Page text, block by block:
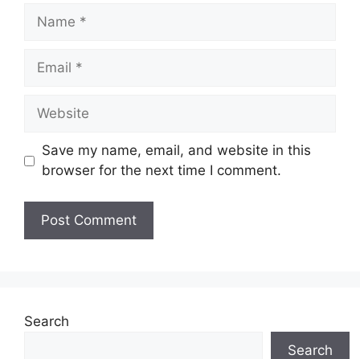
Name
Email
Website
Save my name, email, and website in this
browser for the next time I comment.
Search
Search